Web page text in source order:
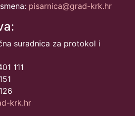
pisarnica@grad-krk.hr
suradnica za protokol i
111
krk.hr